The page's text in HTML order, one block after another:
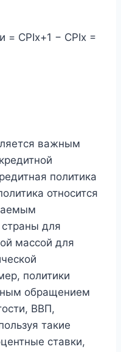
= CPIx+1 − CPIx =
важным
политика
относится
для
массой для
политики
обращением
ВВП,
такие
ставки,